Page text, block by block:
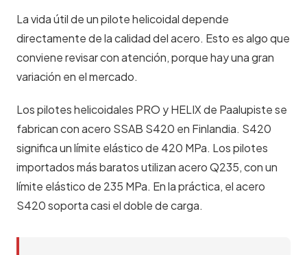
La vida útil de un pilote helicoidal depende
directamente de la calidad del acero. Esto es algo que
conviene revisar con atención, porque hay una gran
variación en el mercado.
Lospilotes helicoidales PRO y HELIXde Paalupiste se
fabrican con acero SSAB S420 en Finlandia. S420
significa un límite elástico de 420 MPa. Los pilotes
importados más baratos utilizan acero Q235, con un
límite elástico de 235 MPa. En la práctica, el acero
S420 soporta casi el doble de carga.